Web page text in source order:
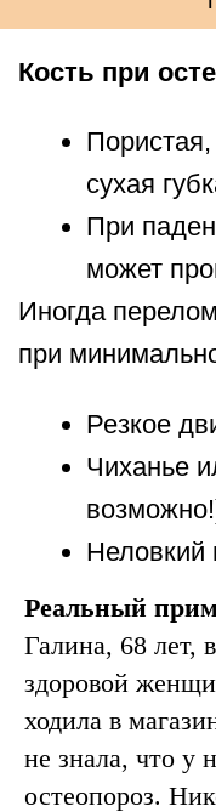
Реальный
Галина, 68 лет,
здоровой
ходила в
не знала, что у
остеопороз.